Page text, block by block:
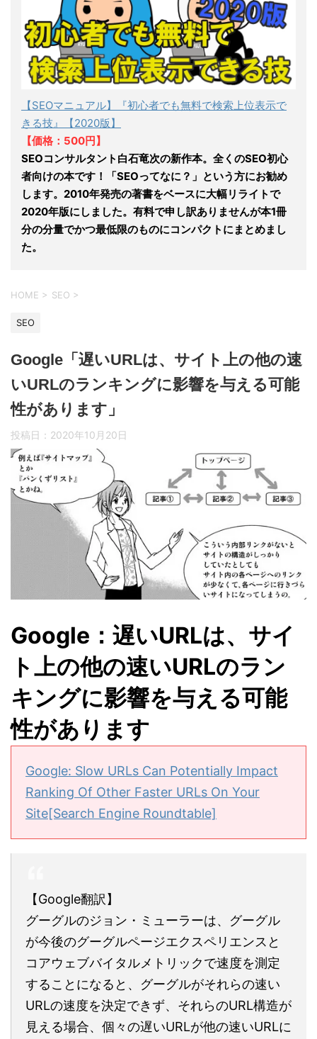
【SEOマニュアル】『初心者でも無料で検索上位表示で
きる技』【2020版】
【価格：500円】
SEOコンサルタント白石竜次の新作本。全くのSEO初心
者向けの本です！「SEOってなに？」という方にお勧め
します。2010年発売の著書をベースに大幅リライトで
2020年版にしました。有料で申し訳ありませんが本1冊
分の分量でかつ最低限のものにコンパクトにまとめまし
た。
HOME > SEO >
SEO
Google「遅いURLは、サイト上の他の速
いURLのランキングに影響を与える可能
性があります」
投稿日： 2020年10月20日
Google：遅いURLは、サイ
ト上の他の速いURLのラン
キングに影響を与える可能
性があります
Google: Slow URLs Can Potentially Impact
Ranking Of Other Faster URLs On Your
Site[Search Engine Roundtable]
【Google翻訳】
グーグルのジョン・ミューラーは、グーグル
が今後のグーグルページエクスペリエンスと
コアウェブバイタルメトリックで速度を測定
することになると、グーグルがそれらの速い
URLの速度を決定できず、それらのURL構造が
見える場合、個々の遅いURLが他の速いURLに